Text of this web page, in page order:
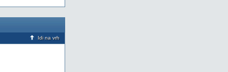
Idi na vrh